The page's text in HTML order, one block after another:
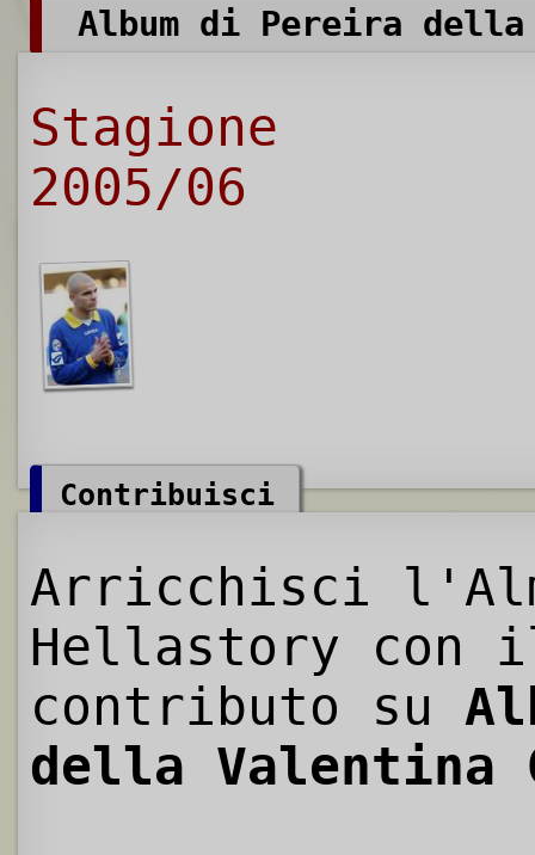
Album di Pereira della
Stagione
2005/06
Contribuisci
Arricchisci
Hellastory con
contributo su
della Valentina